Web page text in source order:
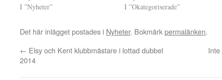
I ”Nyheter”
I ”Okategoriserade”
Det här inlägget postades i Nyheter. Bokmärkpermalänken.
← Elsy och Kent klubbmästare i lottad dubbel
2014